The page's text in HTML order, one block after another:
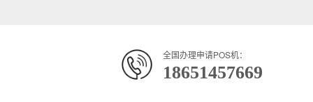
全国办理申请POS机：
18651457669